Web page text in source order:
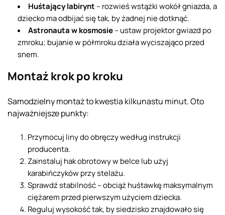
Huśtający labirynt – rozwieś wstążki wokół gniazda, a
dziecko ma odbijać się tak, by żadnej nie dotknąć.
Astronauta w kosmosie– ustaw projektor gwiazd po
zmroku; bujanie w półmroku działa wyciszająco przed
snem.
Montaż krok po kroku
Samodzielny montaż to kwestia kilkunastu minut. Oto
najważniejsze punkty:
Przymocuj liny do obręczy według instrukcji
producenta.
Zainstaluj hak obrotowy w belce lub użyj
karabińczyków przy stelażu.
Sprawdź stabilność – obciąż huśtawkę maksymalnym
ciężarem przed pierwszym użyciem dziecka.
Reguluj wysokość tak, by siedzisko znajdowało się